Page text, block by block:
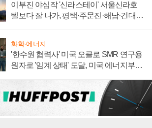
이부진 야심작 '신라스테이' 서울신라호
텔보다 잘 나가, 평택·주문진·해남·건대로
화학·에너지
'한수원 협력사' 미국 오클로 SMR 연구용
원자로 '임계 상태' 도달, 미국 에너지부